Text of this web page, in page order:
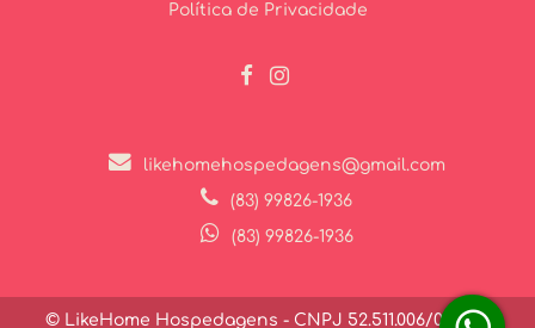
Política de Privacidade
likehomehospedagens@gmail.com
(83) 99826-1936
(83) 99826-1936
© LikeHome Hospedagens - CNPJ 52.511.006/0001-27